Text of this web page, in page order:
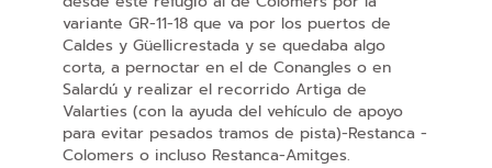
variante GR-11-18 que va por los puertos de
Caldes y Güellicrestada y se quedaba algo
corta, a pernoctar en el de Conangles o en
Salardú y realizar el recorrido Artiga de
Valarties (con la ayuda del vehículo de apoyo
para evitar pesados tramos de pista)-Restanca -
Colomers o incluso Restanca-Amitges.